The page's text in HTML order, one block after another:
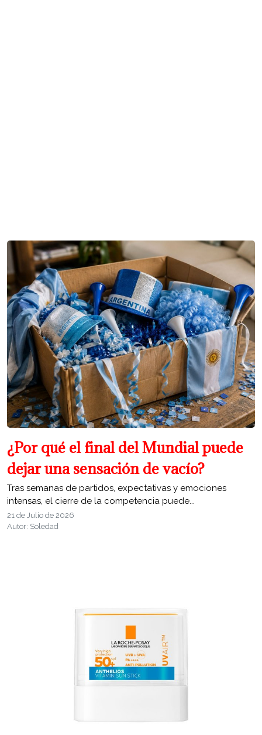
¿Por qué el final del Mundial puede
dejar una sensación de vacío?
Tras semanas de partidos, expectativas y emociones
intensas, el cierre de la competencia puede...
21 de Julio de 2026
Autor: Soledad